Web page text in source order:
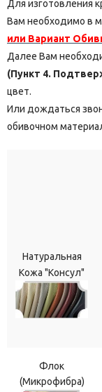
Для изготовления
Вам необходимо в
или Вариант
Далее Вам
(Пункт 4.
цвет.
Или дождаться
обивочном
Натуральная
Кожа "Консул"
Флок
(Микрофибра)